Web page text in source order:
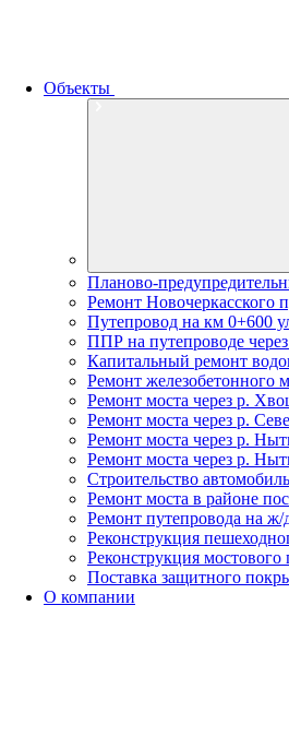
Объекты
Планово-
Ремонт Новочеркасского
Путепровод на км 0+600
ППР на путепроводе
Капитальный ремонт
Ремонт железобетонного
Ремонт моста через р.
Ремонт моста через р.
Ремонт моста через р.
Ремонт моста через р.
Строительство
Ремонт моста в районе
Ремонт путепровода на
Реконструкция
Реконструкция мостового
Поставка защитного
О компании